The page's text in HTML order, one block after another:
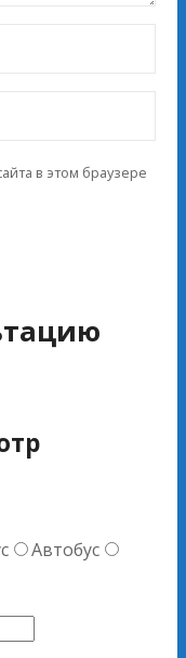
в этом браузере
Автобус